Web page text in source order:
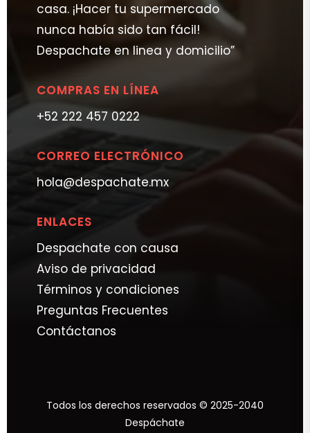
casa. ¡Hacer tu supermercado
nunca había sido tan fácil!
Despachate en linea y domicilio”
COMPRAS EN LÍNEA
+52 222 457 0222
CORREO ELECTRÓNICO
hola@despachate.mx
ENLACES
Despachate con causa
Aviso de privacidad
Términos y condiciones
Preguntas Frecuentes
Contáctanos
Todos los derechos reservados © 2025-2040
Despáchate